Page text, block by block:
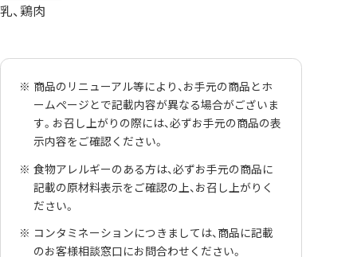
乳、鶏肉
商品のリニューアル等により、お手元の商品とホ
ームページとで記載内容が異なる場合がございま
す。お召し上がりの際には、必ずお手元の商品の表
示内容をご確認ください。
食物アレルギーのある方は、必ずお手元の商品に
記載の原材料表示をご確認の上、お召し上がりく
ださい。
コンタミネーションにつきましては、商品に記載
のお客様相談窓口にお問合わせください。